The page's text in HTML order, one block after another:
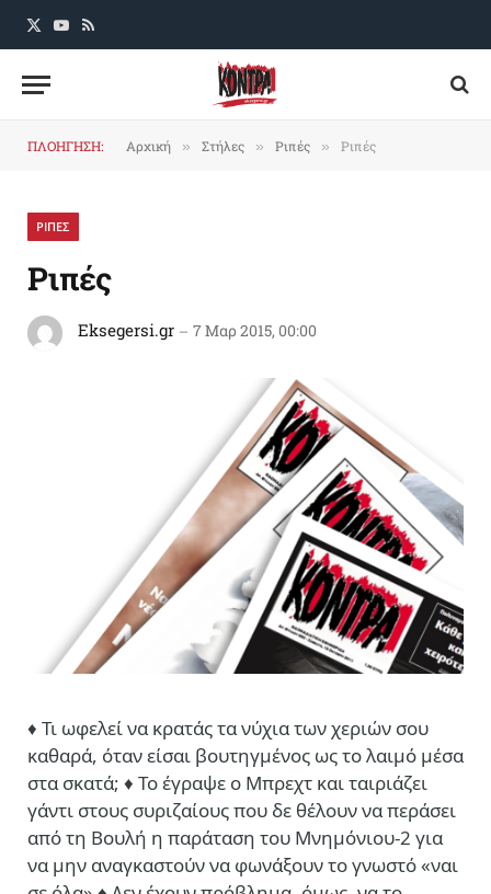
X
YouTube
RSS
ΠΛΟΗΓΗΣΗ: Αρχική » Στήλες » Ριπές » Ριπές
ΡΙΠΕΣ
Ριπές
Eksegersi.gr 7 Μαρ 2015, 00:00
♦ Τι ωφελεί να κρατάς τα νύχια των χεριών σου
καθαρά, όταν είσαι βουτηγμένος ως το λαιμό μέσα
στα σκατά; ♦ Το έγραψε ο Μπρεχτ και ταιριάζει
γάντι στους συριζαίους που δε θέλουν να περάσει
από τη Βουλή η παράταση του Μνημόνιου-2 για
να μην αναγκαστούν να φωνάξουν το γνωστό «ναι